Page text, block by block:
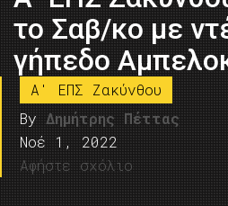
το Σαβ/κο με
γήπεδο
A' ΕΠΣ Ζακύνθου
By Δημήτρης Πέττας
Νοέ 1, 2022
Αφήστε σχόλιο